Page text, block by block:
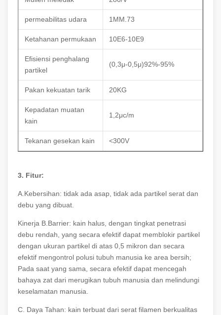
permeabilitas udara 1MM.73
Ketahanan permukaan 10E6-10E9
Efisiensi penghalang
partikel
(0,3μ-0,5μ)92%-95%
Pakan kekuatan tarik 20KG
Kepadatan muatan
kain
1,2μc/m
Tekanan gesekan kain <300V
3. Fitur:
A.Kebersihan: tidak ada asap, tidak ada partikel serat dan
debu yang dibuat.
Kinerja B.Barrier: kain halus, dengan tingkat penetrasi
debu rendah, yang secara efektif dapat memblokir partikel
dengan ukuran partikel di atas 0,5 mikron dan secara
efektif mengontrol polusi tubuh manusia ke area bersih;
Pada saat yang sama, secara efektif dapat mencegah
bahaya zat dari merugikan tubuh manusia dan melindungi
keselamatan manusia.
C. Daya Tahan: kain terbuat dari serat filamen berkualitas